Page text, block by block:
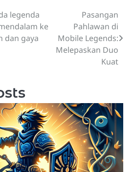
legenda
ke
dan gaya
Pasangan
Pahlawan di
Mobile Legends:
Melepaskan Duo
Kuat